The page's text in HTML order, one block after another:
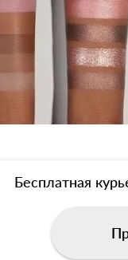
Бесплатная